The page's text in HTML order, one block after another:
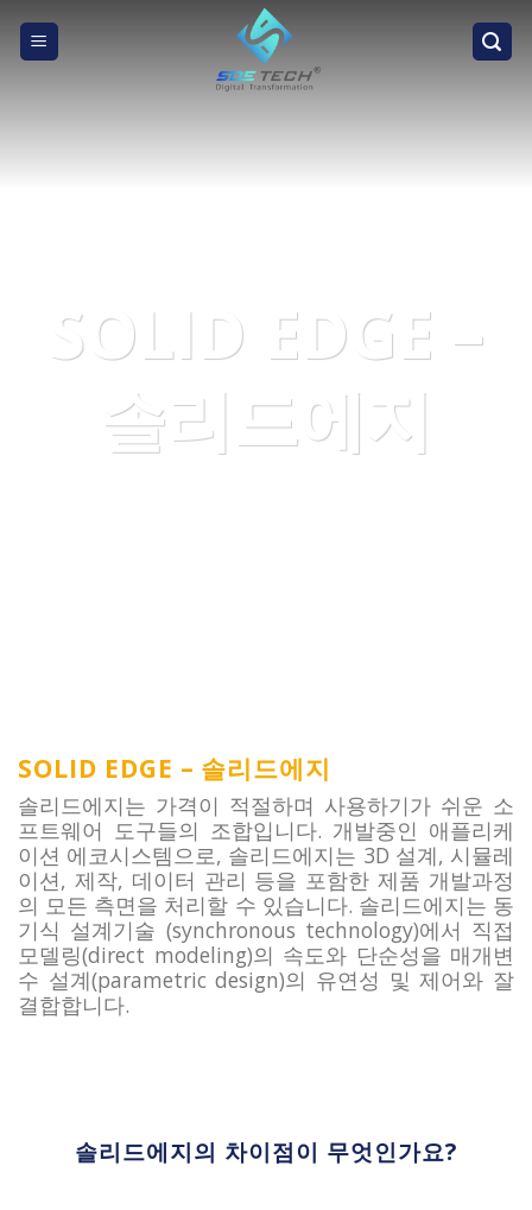
SOLID EDGE –
솔리드에지
SOLID EDGE – 솔리드에지
솔리드에지는 가격이 적절하며 사용하기가 쉬운 소
프트웨어 도구들의 조합입니다. 개발중인 애플리케
이션 에코시스템으로, 솔리드에지는 3D 설계, 시뮬레
이션, 제작, 데이터 관리 등을 포함한 제품 개발과정
의 모든 측면을 처리할 수 있습니다. 솔리드에지는 동
기식 설계기술 (synchronous technology)에서 직접
모델링(direct modeling)의 속도와 단순성을 매개변
수 설계(parametric design)의 유연성 및 제어와 잘
결합합니다.
솔리드에지의 차이점이 무엇인가요?